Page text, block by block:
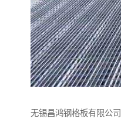
无锡昌鸿钢格板有限公司